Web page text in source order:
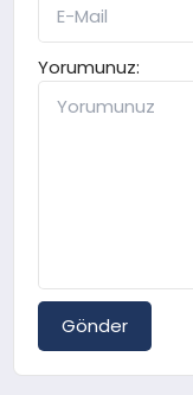
Yorumunuz:
Gönder